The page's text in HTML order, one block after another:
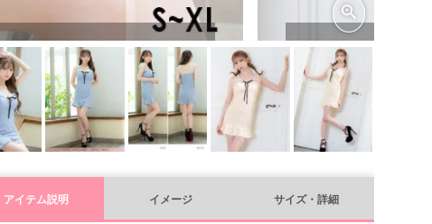
アイテム説明 イメージ サイズ・詳細